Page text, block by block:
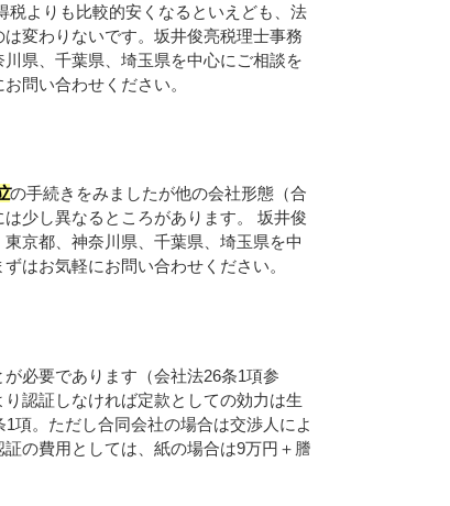
税よりも比較的安くなるといえども、法
変わりないです。坂井俊亮税理士事務
県、千葉県、埼玉県を中心にご相談を
問い合わせください。
の手続きをみましたが他の会社形態（合
少し異なるところがあります。 坂井俊
東京都、神奈川県、千葉県、埼玉県を中
はお気軽にお問い合わせください。
必要であります（会社法26条1項参
認証しなければ定款としての効力は生
項。ただし合同会社の場合は交渉人によ
の費用としては、紙の場合は9万円＋謄